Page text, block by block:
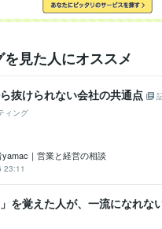
を見た人にオススメ
抜けられない会社の共通点
ィング
｜営業と経営の相談
23:11
」を覚えた人が、一流になれな